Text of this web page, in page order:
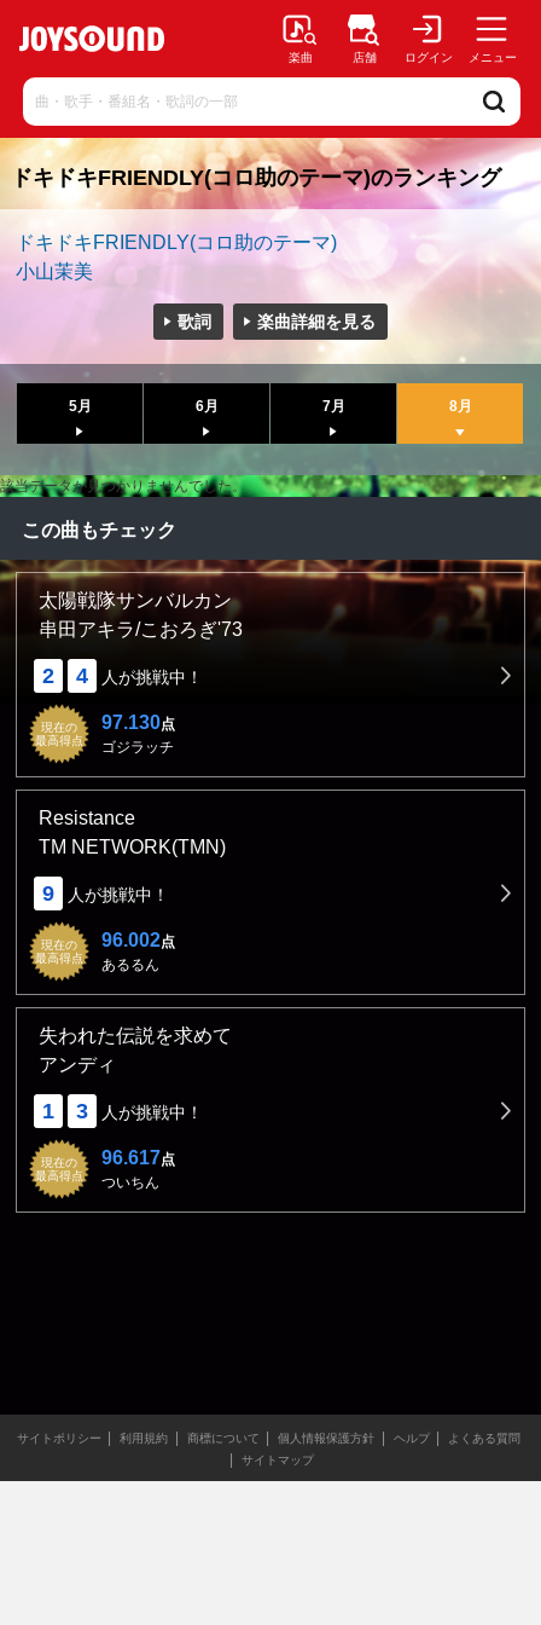
楽曲 店舗 ログイン メニュー
ドキドキFRIENDLY(コロ助のテーマ)のランキング
ドキドキFRIENDLY(コロ助のテーマ)
小山茉美
歌詞 楽曲詳細を見る
5月 6月 7月 8月
該当データが見つかりませんでした。
この曲もチェック
太陽戦隊サンバルカン
串田アキラ/こおろぎ'73
2 4 人が挑戦中！
現在の
最高得点
97.130点
ゴジラッチ
Resistance
TM NETWORK(TMN)
9 人が挑戦中！
現在の
最高得点
96.002点
あるるん
失われた伝説を求めて
アンディ
1 3 人が挑戦中！
現在の
最高得点
96.617点
ついちん
サイトポリシー 利用規約 商標について 個人情報保護方針 ヘルプ
よくある質問
サイトマップ